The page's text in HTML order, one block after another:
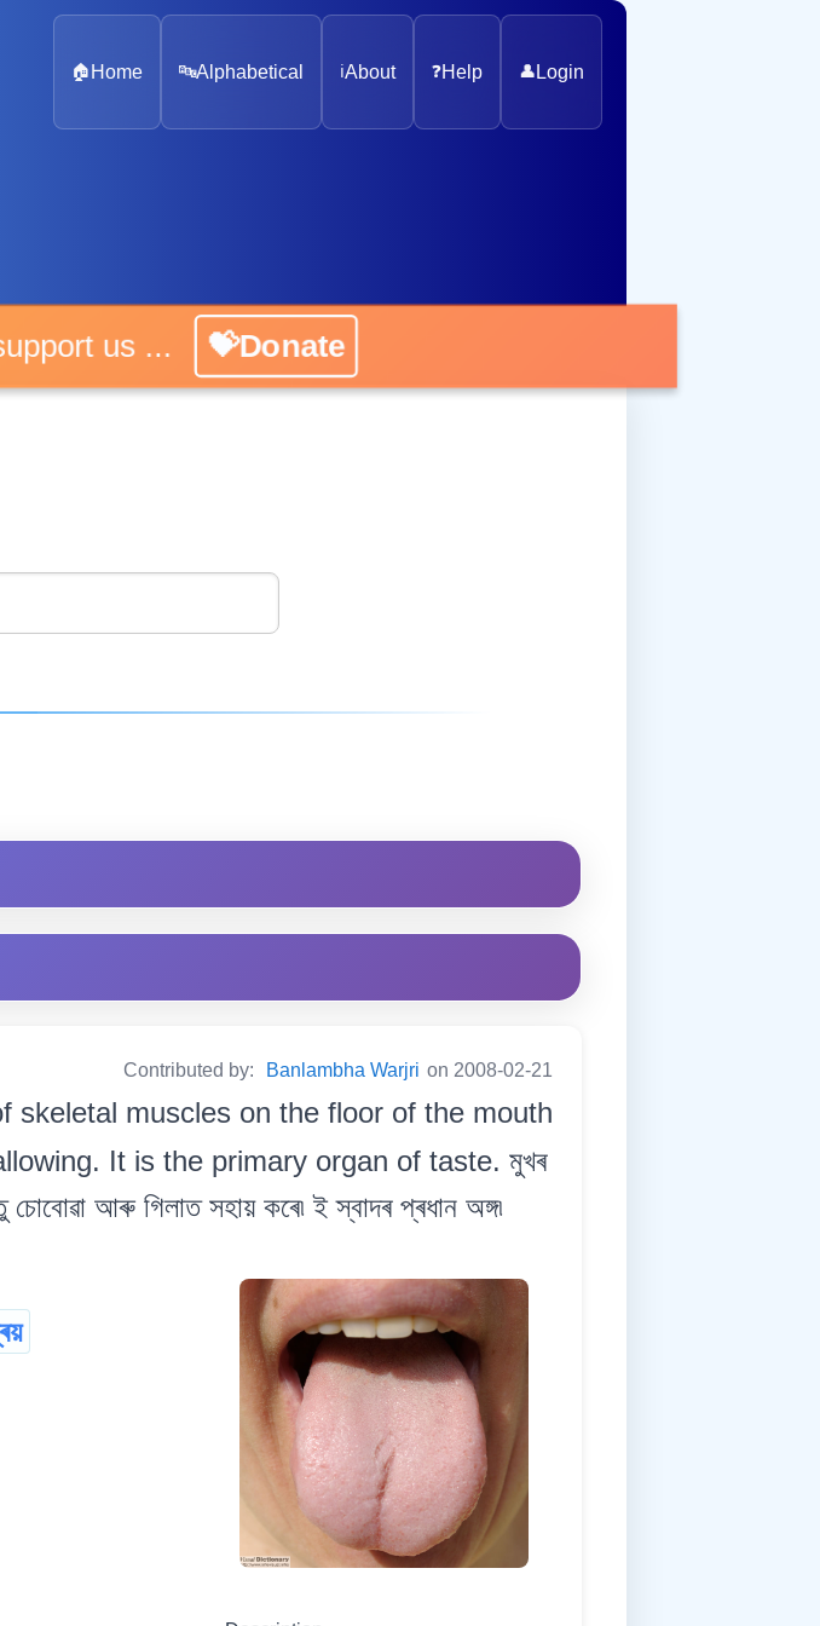
🏠 Home 🔤Alphabetical ℹ️About ❓Help 👤 Login
us ... 💝Donate
Contributed by: Banlambha Warjri on 2008-02-21
skeletal muscles on the floor of the mouth
It is the primary organ of taste. মুখৰ
আৰু গিলাত সহায় কৰে৷ ই স্বাদৰ প্ৰধান অঙ্গ৷